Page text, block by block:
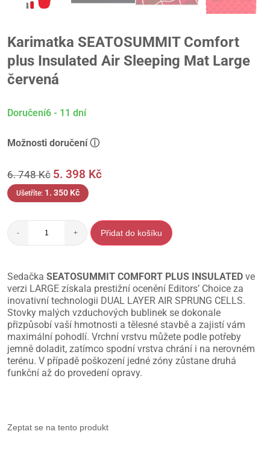
Karimatka SEATOSUMMIT Comfort
plus Insulated Air Sleeping Mat Large
červená
Doručení6 - 11 dní
Možnosti doručení ⓘ
6. 748Kč 5. 398 Kč
Ušetříte: 1. 350 Kč
- + Přidat do košíku
Sedačka SEATOSUMMIT COMFORT PLUS INSULATED ve
verzi LARGE získala prestižní ocenění Editors’ Choice za
inovativní technologii DUAL LAYER AIR SPRUNG CELLS.
Stovky malých vzduchových bublinek se dokonale
přizpůsobí vaší hmotnosti a tělesné stavbě a zajistí vám
maximální pohodlí. Vrchní vrstvu můžete podle potřeby
jemně doladit, zatímco spodní vrstva chrání i na nerovném
terénu. V případě poškození jedné zóny zůstane druhá
funkční až do provedení opravy.
Zeptat se na tento produkt